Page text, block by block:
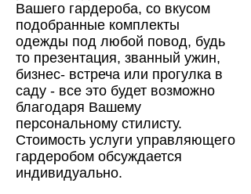
Вашего гардероба, со вкусом
подобранные комплекты
одежды под любой повод, будь
то презентация, званный ужин,
бизнес- встреча или прогулка в
саду - все это будет возможно
благодаря Вашему
персональному стилисту.
Стоимость услуги управляющего
гардеробом обсуждается
индивидуально.